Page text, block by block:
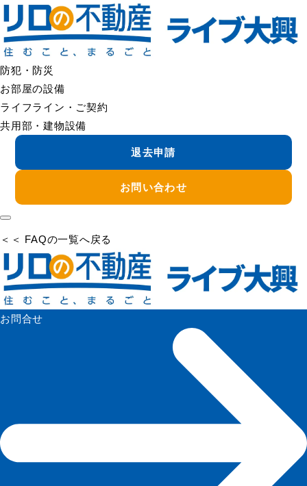
防犯・防災
お部屋の設備
ライフライン・ご契約
共用部・建物設備
退去申請
お問い合わせ
＜＜ FAQの一覧へ戻る
鍵が回りにくい
鍵が回りにくい場合は、無理に回すと鍵の破損や抜けなくなる
原因になることがあります。
まずは無理に使用せず、管理会社へご連絡ください。
症状を確認のうえ、清掃・調整で改善するのか、修理や交換が
必要かをご案内します。
※市販の潤滑剤は鍵の種類によって不具合の原因になる場合が
あるため、自己判断での使用はお控えください。
＜＜ FAQの一覧へ戻る
お問合せ